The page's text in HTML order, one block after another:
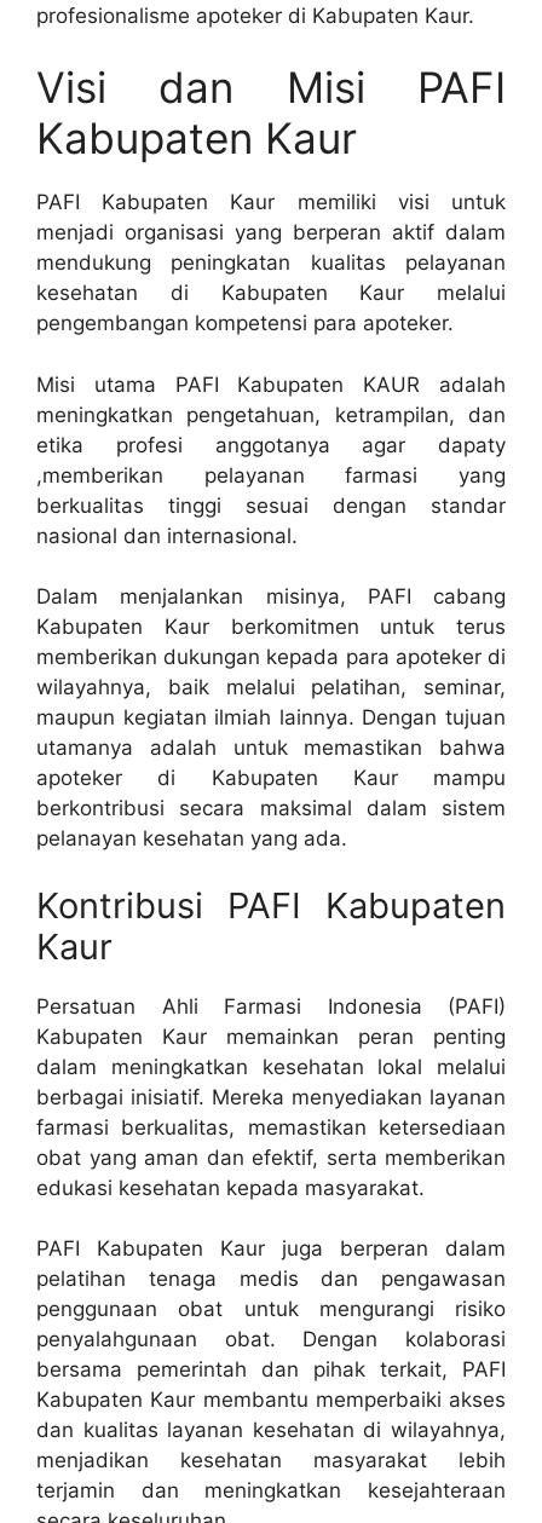
profesionalisme apoteker di Kabupaten Kaur.
Visi dan Misi PAFI
Kabupaten Kaur
PAFI Kabupaten Kaur memiliki visi untuk
menjadi organisasi yang berperan aktif dalam
mendukung peningkatan kualitas pelayanan
kesehatan di Kabupaten Kaur melalui
pengembangan kompetensi para apoteker.
Misi utama PAFI Kabupaten KAUR adalah
meningkatkan pengetahuan, ketrampilan, dan
etika profesi anggotanya agar dapaty
,memberikan pelayanan farmasi yang
berkualitas tinggi sesuai dengan standar
nasional dan internasional.
Dalam menjalankan misinya, PAFI cabang
Kabupaten Kaur berkomitmen untuk terus
memberikan dukungan kepada para apoteker di
wilayahnya, baik melalui pelatihan, seminar,
maupun kegiatan ilmiah lainnya. Dengan tujuan
utamanya adalah untuk memastikan bahwa
apoteker di Kabupaten Kaur mampu
berkontribusi secara maksimal dalam sistem
pelanayan kesehatan yang ada.
Kontribusi PAFI Kabupaten
Kaur
Persatuan Ahli Farmasi Indonesia (PAFI)
Kabupaten Kaur memainkan peran penting
dalam meningkatkan kesehatan lokal melalui
berbagai inisiatif. Mereka menyediakan layanan
farmasi berkualitas, memastikan ketersediaan
obat yang aman dan efektif, serta memberikan
edukasi kesehatan kepada masyarakat.
PAFI Kabupaten Kaur juga berperan dalam
pelatihan tenaga medis dan pengawasan
penggunaan obat untuk mengurangi risiko
penyalahgunaan obat. Dengan kolaborasi
bersama pemerintah dan pihak terkait, PAFI
Kabupaten Kaur membantu memperbaiki akses
dan kualitas layanan kesehatan di wilayahnya,
menjadikan kesehatan masyarakat lebih
terjamin dan meningkatkan kesejahteraan